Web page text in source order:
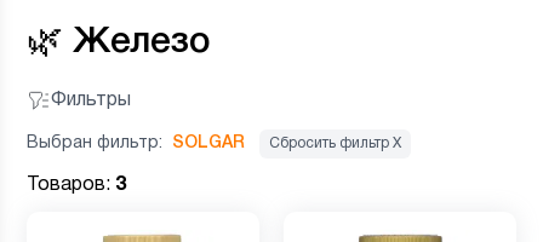
🌿 Железо
Фильтры
Выбран фильтр: SOLGAR Сбросить фильтр Х
Товаров: 3